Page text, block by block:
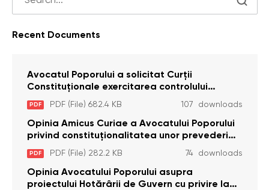
Recent Documents
Avocatul Poporului a solicitat Curţii
Constituţionale exercitarea controlului
constituţionalităţii unor prevederi cu privire la
plata alocației sociale de stat persoanelor
cu dizabilitați care sunt private de liberate
PDF PDF (File) 682.4 KB 107 downloads
Opinia Amicus Curiae a Avocatului Poporului
privind constituționalitatea unor prevederi
care interzic angajarea în organizațiile de
pază particulară a persoanelor condamnate
pentru comiterea cu intenție a unor infracțiuni
a fost luată în considerare de Curtea
PDF PDF (File) 282.2 KB 74 downloads
Opinia Avocatului Poporului asupra
proiectului Hotărârii de Guvern cu privire la